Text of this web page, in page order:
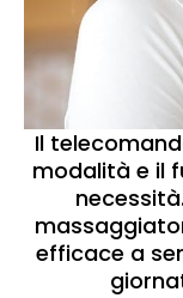
Il
modalità e il
efficace a